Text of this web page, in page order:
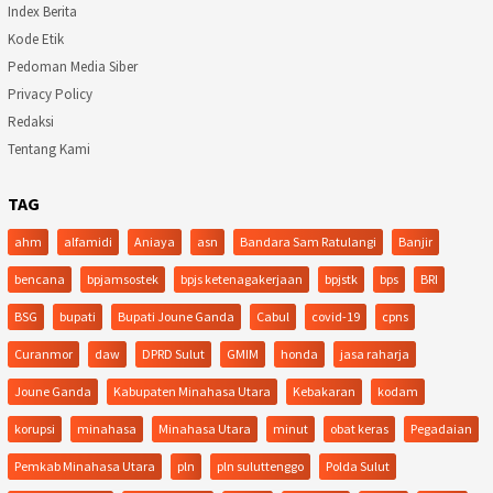
Index Berita
Kode Etik
Pedoman Media Siber
Privacy Policy
Redaksi
Tentang Kami
TAG
ahm alfamidi Aniaya asn Bandara Sam Ratulangi Banjir
bencana bpjamsostek bpjs ketenagakerjaan bpjstk bps BRI
BSG bupati Bupati Joune Ganda Cabul covid-19 cpns
Curanmor daw DPRD Sulut GMIM honda jasa raharja
Joune Ganda Kabupaten Minahasa Utara Kebakaran kodam
korupsi minahasa Minahasa Utara minut obat keras Pegadaian
Pemkab Minahasa Utara pln pln suluttenggo Polda Sulut